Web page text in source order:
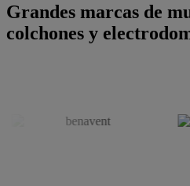
Grandes marcas de
colchones y